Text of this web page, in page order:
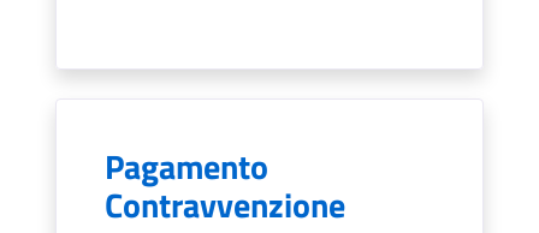
Pagamento
Contravvenzione